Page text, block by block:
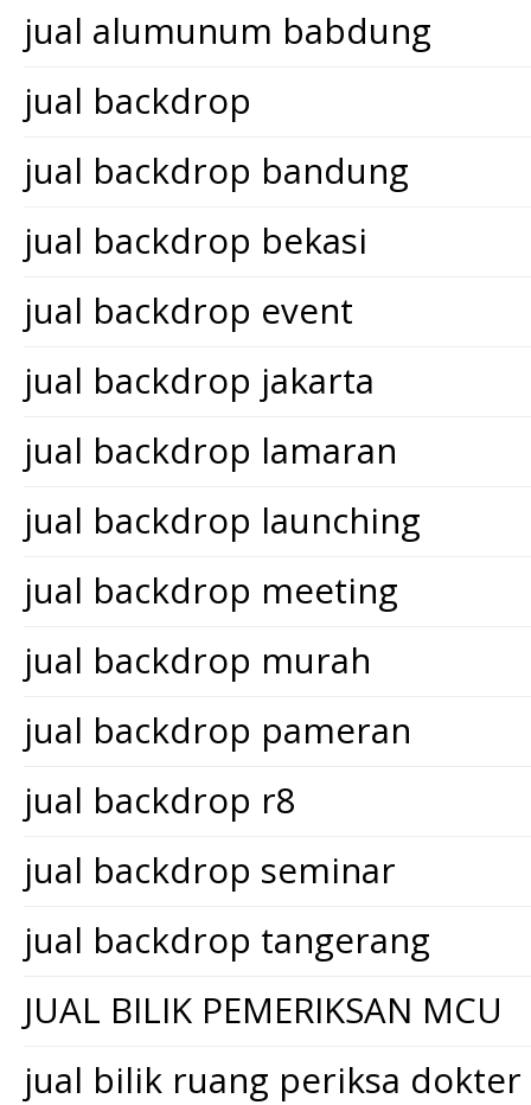
jual alumunum babdung
jual backdrop
jual backdrop bandung
jual backdrop bekasi
jual backdrop event
jual backdrop jakarta
jual backdrop lamaran
jual backdrop launching
jual backdrop meeting
jual backdrop murah
jual backdrop pameran
jual backdrop r8
jual backdrop seminar
jual backdrop tangerang
JUAL BILIK PEMERIKSAN MCU
jual bilik ruang periksa dokter